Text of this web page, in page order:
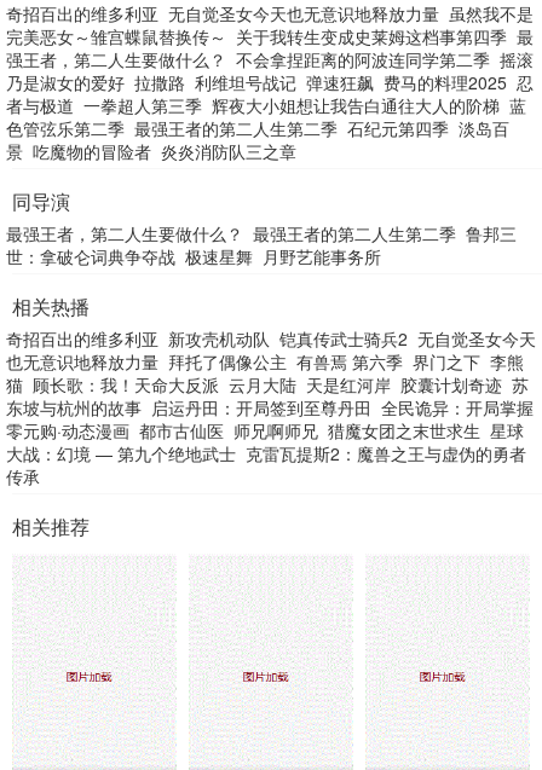
奇招百出的维多利亚 无自觉圣女今天也无意识地释放力量 虽然我不是
完美恶女～雏宫蝶鼠替换传～ 关于我转生变成史莱姆这档事第四季 最
强王者，第二人生要做什么？ 不会拿捏距离的阿波连同学第二季 摇滚
乃是淑女的爱好 拉撒路 利维坦号战记 弹速狂飙 费马的料理2025 忍
者与极道 一拳超人第三季 辉夜大小姐想让我告白通往大人的阶梯 蓝
色管弦乐第二季 最强王者的第二人生第二季 石纪元第四季 淡岛百
景 吃魔物的冒险者 炎炎消防队三之章
同导演
最强王者，第二人生要做什么？ 最强王者的第二人生第二季 鲁邦三
世：拿破仑词典争夺战 极速星舞 月野艺能事务所
相关热播
奇招百出的维多利亚 新攻壳机动队 铠真传武士骑兵2 无自觉圣女今天
也无意识地释放力量 拜托了偶像公主 有兽焉 第六季 界门之下 李熊
猫 顾长歌：我！天命大反派 云月大陆 天是红河岸 胶囊计划奇迹 苏
东坡与杭州的故事 启运丹田：开局签到至尊丹田 全民诡异：开局掌握
零元购·动态漫画 都市古仙医 师兄啊师兄 猎魔女团之末世求生 星球
大战：幻境 — 第九个绝地武士 克雷瓦提斯2：魔兽之王与虚伪的勇者
传承
相关推荐